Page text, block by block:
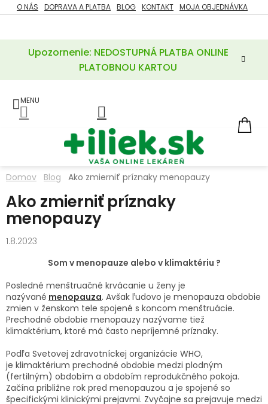
Prejsť
na
Upozornenie: NEDOSTUPNÁ PLATBA ONLINE
PLATOBNOU KARTOU
O NÁS DOPRAVA A PLATBA BLOG KONTAKT MOJA OBJEDNÁVKA
ZĽAVY
POTREBY
A
LIEKY
A
MINERÁLY
KOZMETIKA
EROTIKA
BOLESŤ
DERMATOLÓGIA
Domov Blog Ako zmierniť príznaky menopauzy
Ako zmierniť príznaky
menopauzy
1.8.2023
Som v menopauze alebo v klimaktériu ?
Posledné menštruačné krvácanie u ženy je
nazývané menopauza. Avšak ľudovo je menopauza obdobie
zmien v ženskom tele spojené s koncom menštruácie.
Prechodné obdobie menopauzy nazývame tiež
klimaktérium, ktoré má často nepríjemné príznaky.
Podľa Svetovej zdravotníckej organizácie WHO,
je klimaktérium prechodné obdobie medzi plodným
(fertilným) obdobím a obdobím reprodukčného pokoja.
Začína približne rok pred menopauzou a je spojené so
špecifickými klinickými prejavmi. Zvyčajne sa prejavuje medzi